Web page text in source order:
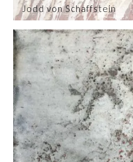
Jodd von Schaffstein